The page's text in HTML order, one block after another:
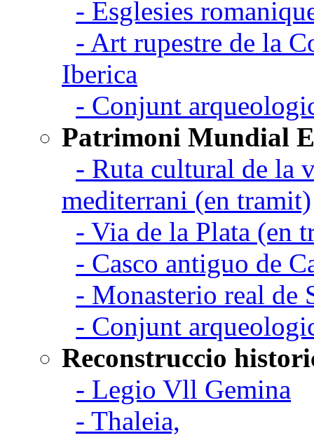
- Esglesies
- Art rupestre de la
Iberica
- Conjunt
Patrimoni Mundial
- Ruta cultural de la
mediterrani (en tramit)
- Via de la Plata (en
- Casco antiguo de
- Monasterio real de
- Conjunt
Reconstruccio
- Legio Vll Gemina
- Thaleia,